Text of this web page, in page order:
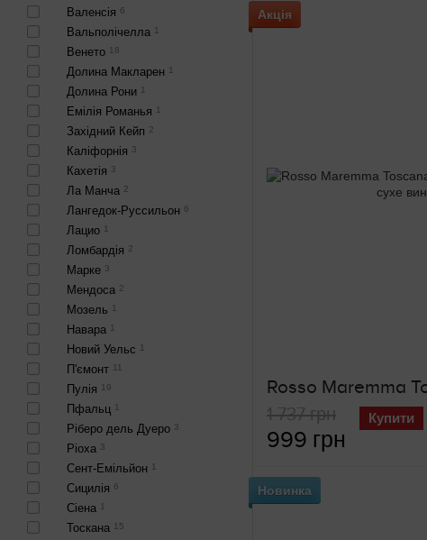
Акція
1 737 грн
999 грн
Купити
Новинка
Валенсія 6
Вальполічелла 1
Венето 18
Долина Макларен 1
Долина Рони 1
Емілія Романья 1
Західний Кейп 2
Каліфорнія 3
Кахетія 3
Ла Манча 2
Лангедок-Руссильон 6
Лацио 1
Ломбардія 2
Марке 3
Мендоса 2
Мозель 1
Навара 1
Новий Уельс 1
П'ємонт 11
Пулія 19
Пфальц 1
Ріберо дель Дуеро 3
Ріоха 3
Сент-Емільйон 1
Сицилія 6
Сіена 1
Тоскана 15